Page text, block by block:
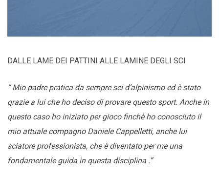
DALLE LAME DEI PATTINI ALLE LAMINE DEGLI SCI
“ Mio padre pratica da sempre sci d’alpinismo ed è stato
grazie a lui che ho deciso di provare questo sport. Anche in
questo caso ho iniziato per gioco finchè ho conosciuto il
mio attuale compagno Daniele Cappelletti, anche lui
sciatore professionista, che è diventato per me una
fondamentale guida in questa disciplina .”